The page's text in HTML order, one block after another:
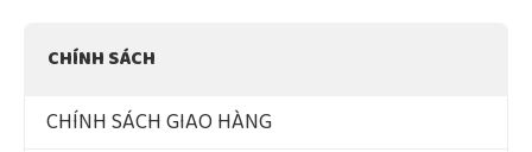
CHÍNH SÁCH
CHÍNH SÁCH GIAO HÀNG